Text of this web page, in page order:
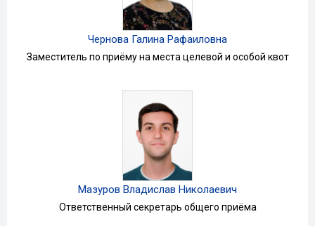
Чернова Галина Рафаиловна
Заместитель по приёму на места целевой и особой квот
Мазуров Владислав Николаевич
Ответственный секретарь общего приёма